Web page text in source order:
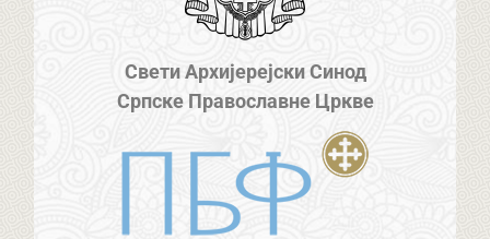
Свети Архијерејски Синод
Српске Православне Цркве